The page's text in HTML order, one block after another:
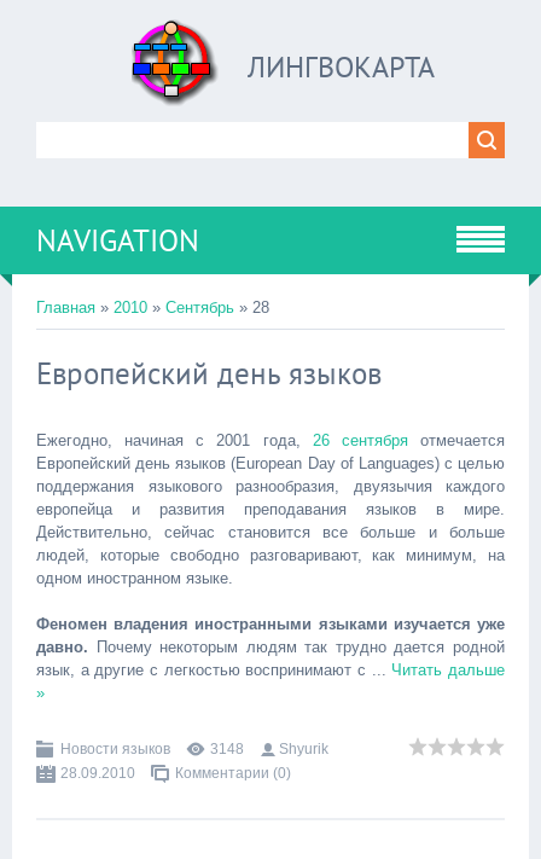
ЛИНГВОКАРТА
NAVIGATION
Главная » 2010 » Сентябрь » 28
Европейский день языков
Ежегодно, начиная с 2001 года, 26 сентябряотмечается
Европейский день языков (European Day of Languages) с целью
поддержания языкового разнообразия, двуязычия каждого
европейца и развития преподавания языков в мире.
Действительно, сейчас становится все больше и больше
людей, которые свободно разговаривают, как минимум, на
одном иностранном языке.
Феномен владения иностранными языками изучается уже
давно. Почему некоторым людям так трудно дается родной
язык, а другие с легкостью воспринимают с ... Читать дальше
»
Новости языков 3148
Shyurik
28.09.2010
Комментарии (0)